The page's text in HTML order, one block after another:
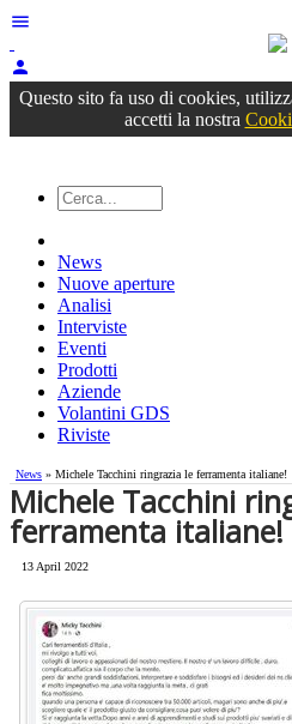
menu
person
Questo sito fa uso di cookies,
accetti la nostra
News
Nuove aperture
Analisi
Interviste
Eventi
Prodotti
Aziende
Volantini GDS
Riviste
News » Michele Tacchini ringrazia le ferramenta italiane!
Michele Tacchini
ferramenta italiane!
13 April 2022